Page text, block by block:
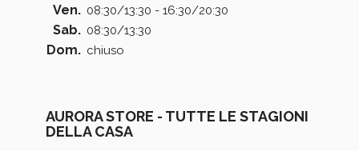
Ven. 08:30/13:30 - 16:30/20:30
Sab. 08:30/13:30
Dom. chiuso
AURORA STORE - TUTTE LE STAGIONI
DELLA CASA